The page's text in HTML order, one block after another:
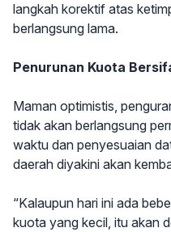
langkah korektif atas
berlangsung lama.
Penurunan Kuota
Maman optimistis,
tidak akan berlangsung
waktu dan penyesuaian
daerah diyakini akan
“Kalaupun hari ini ada
kuota yang kecil, itu akan